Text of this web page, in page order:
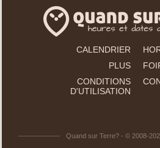
CALENDRIER
PLUS
CONDITIONS
D'UTILISATION
Quand sur Terre? - © 2008-